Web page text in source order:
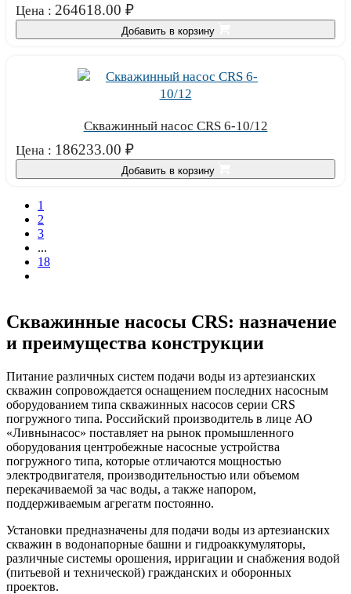
Цена : 264618.00 ₽
Добавить в корзину
Скважинный насос CRS 6-10/12
Цена : 186233.00 ₽
Добавить в корзину
1
2
3
...
18
Скважинные насосы CRS: назначение
и преимущества конструкции
Питание различных систем подачи воды из артезианских
скважин сопровождается оснащением последних насосным
оборудованием типа скважинных насосов серии CRS
погружного типа. Российский производитель в лице АО
«Ливнынасос» поставляет на рынок промышленного
оборудования центробежные насосные устройства
погружного типа, которые отличаются мощностью
электродвигателя, производительностью или объемом
перекачиваемой за час воды, а также напором,
поддерживаемым агрегатм постоянно.
Установки предназначены для подачи воды из артезианских
скважин в водонапорные башни и гидроаккумуляторы,
различные системы орошения, ирригации и снабжения водой
(питьевой и технической) гражданских и оборонных
проектов.